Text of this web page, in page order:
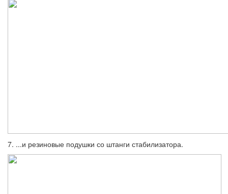
7. ...и резиновые подушки со штанги стабилизатора.